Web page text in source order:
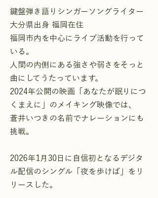
鍵盤弾き語りシンガーソングライター
大分県出身 福岡在住
福岡市内を中心にライブ活動を行って
いる。
人間の内側にある強さや弱さをそっと
曲にしてうたっています。
2024年公開の映画「あなたが眠りにつ
くまえに」のメイキング映像では、
蒼井いつきの名前でナレーションにも
挑戦。
2026年1月30日に自信初となるデジタ
ル配信のシングル「夜を歩けば」をリ
リースした。